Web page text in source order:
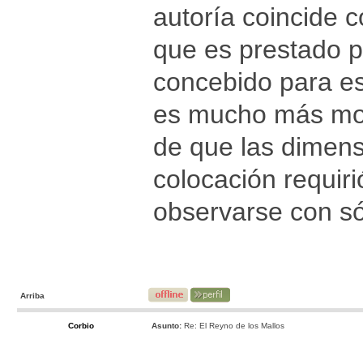
autoría coincide
que es prestado
concebido para
es mucho más
de que las
colocación
observarse con
Arriba
Corbio Asunto: Re: El Reyno de los Mallos